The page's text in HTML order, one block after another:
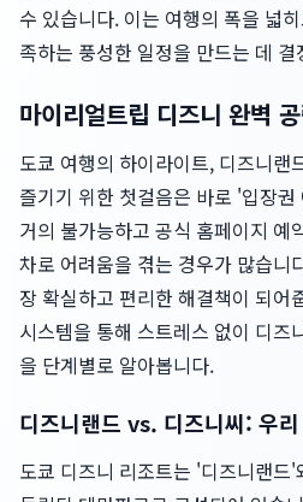
수 있습니다. 이는 여행의 폭을 넓
족하는 풍성한 일정을 만드는 데
마이리얼트립 디즈니 완벽
도쿄 여행의 하이라이트, 디즈니랜
즐기기 위한 첫걸음은 바로 '입장
거의 불가능하고 공식 홈페이지 예
차로 어려움을 겪는 경우가 많습니
장 확실하고 편리한 해결책이 되어
시스템을 통해 스트레스 없이 디즈
을 단계별로 알아봅니다.
디즈니랜드 vs. 디즈니씨: 우
도쿄 디즈니 리조트는 '디즈니랜드